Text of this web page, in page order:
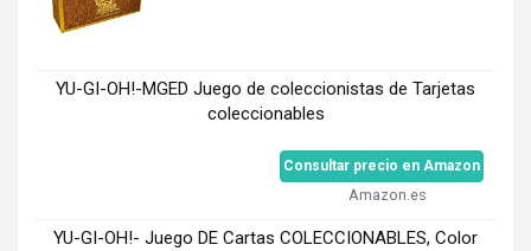
YU-GI-OH!-MGED Juego de coleccionistas de Tarjetas
coleccionables
Consultar precio en Amazon
Amazon.es
YU-GI-OH!- Juego DE Cartas COLECCIONABLES, Color